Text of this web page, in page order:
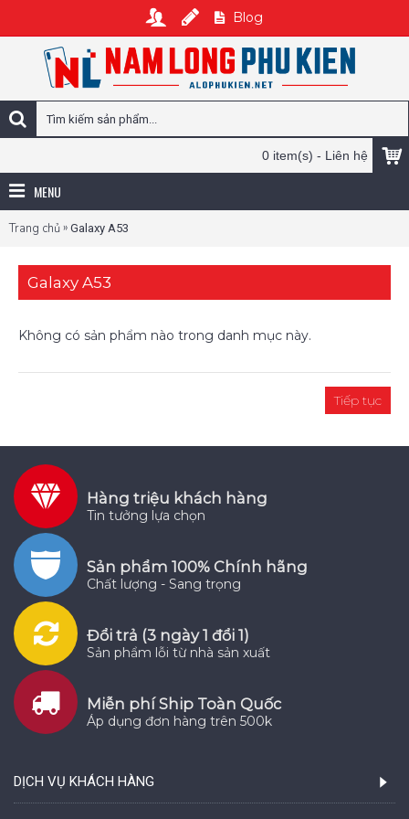
Blog
0 item(s) - Liên hệ
MENU
Trang chủ» Galaxy A53
Galaxy A53
Không có sản phẩm nào trong danh mục này.
Tiếp tục
Hàng triệu khách hàng
Tin tưởng lựa chọn
Sản phẩm 100% Chính hãng
Chất lượng - Sang trọng
Đổi trả (3 ngày 1 đổi 1)
Sản phẩm lỗi từ nhà sản xuất
Miễn phí Ship Toàn Quốc
Áp dụng đơn hàng trên 500k
DỊCH VỤ KHÁCH HÀNG